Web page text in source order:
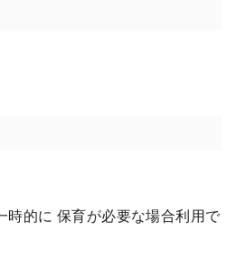
時的に 保育が必要な場合利用で